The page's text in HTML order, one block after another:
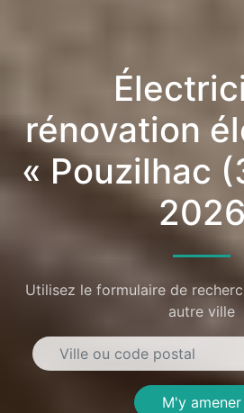
rénovation
« Pouzilhac
2026
Utilisez le formulaire de
autre ville
M'y amener